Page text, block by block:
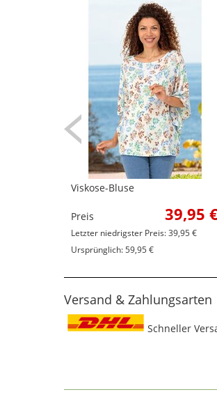
Viskose-Bluse
Preis 39,95
Letzter niedrigster Preis: 39,95 €
Ursprünglich: 59,95 €
Versand & Zahlungsarten
Schneller